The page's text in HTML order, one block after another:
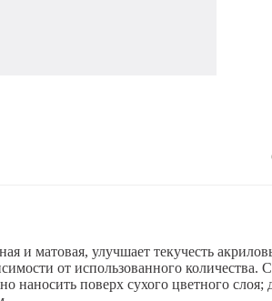
и матовая, улучшает текучесть
от использованного
наносить поверх сухого цветного